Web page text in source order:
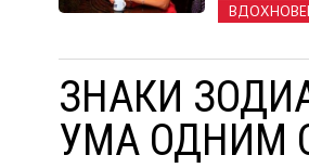
ЗНАКИ
УМА ОДНИМ